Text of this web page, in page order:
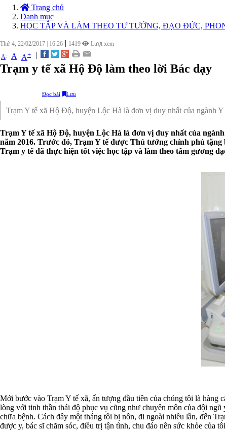
Trang chủ
Danh mục
HỌC TẬP VÀ LÀM THEO TƯ TƯỞNG, ĐẠO ĐỨC,
Thứ 4, 22/02/2017 16:26 | 1419
Lượt xem
A- A A+ |
Trạm y tế xã Hộ Độ làm theo lời Bác dạy
Đọc bài Lưu
Trạm Y tế xã Hộ Độ, huyện Lộc Hà là đơn vị duy nhất của ngành
Trạm Y tế xã Hộ Độ, huyện Lộc Hà là đơn vị duy nhất của
năm 2016. Trước đó, Trạm Y tế được Thủ tướng chính phủ
Trạm y tế đã thực hiện tốt việc học tập và làm theo tấm gương
Mới bước vào Trạm Y tế xã, ấn tượng đầu tiên của chúng tôi là hàng
lòng với tinh thần thái độ phục vụ cũng như chuyên môn của đội
chữa bệnh. Cách đây một tháng tôi bị nôn, đi ngoài nhiều lần, đến
được y, bác sĩ chăm sóc, điều trị tận tình, chu đáo nên sức khỏe của